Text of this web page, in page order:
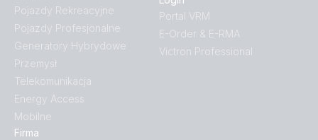
Pojazdy Rekreacyjne
Pojazdy Profesjonalne
Generatory Hybrydowe
Przemysł
Telekomunikacja
Energy Access
Mobilne
Firma
Portal VRM
E-Order & E-RMA
Victron Professional